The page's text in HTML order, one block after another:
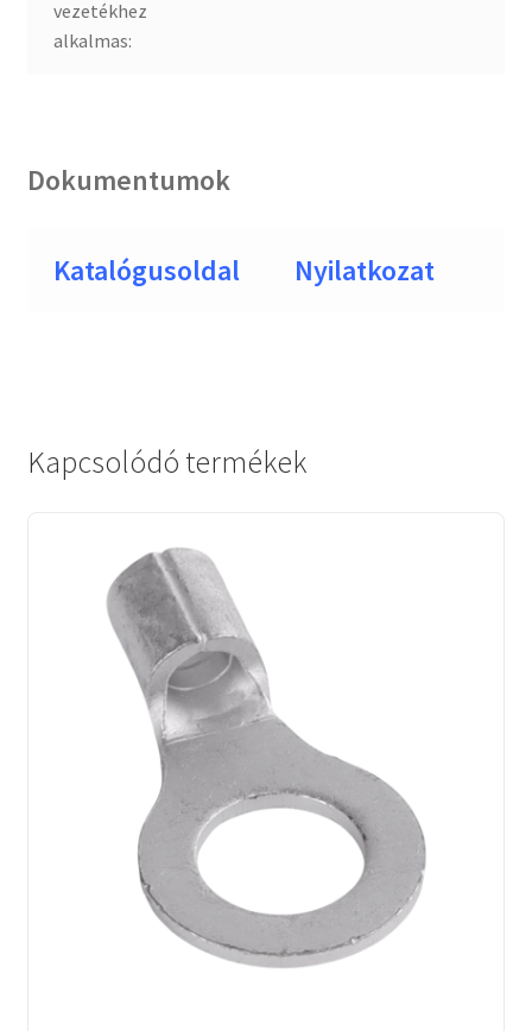
vezetékhez
alkalmas:
Dokumentumok
Katalógusoldal Nyilatkozat
Kapcsolódó termékek